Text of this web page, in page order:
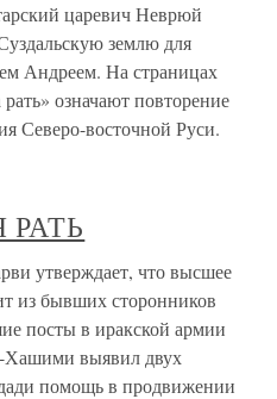
царевич Неврюй
землю для
Андреем. На страницах
означают повторение
Северо-восточной Руси.
утверждает, что высшее
из бывших сторонников
посты в иракской армии
Хашими выявил двух
помощь в продвижении